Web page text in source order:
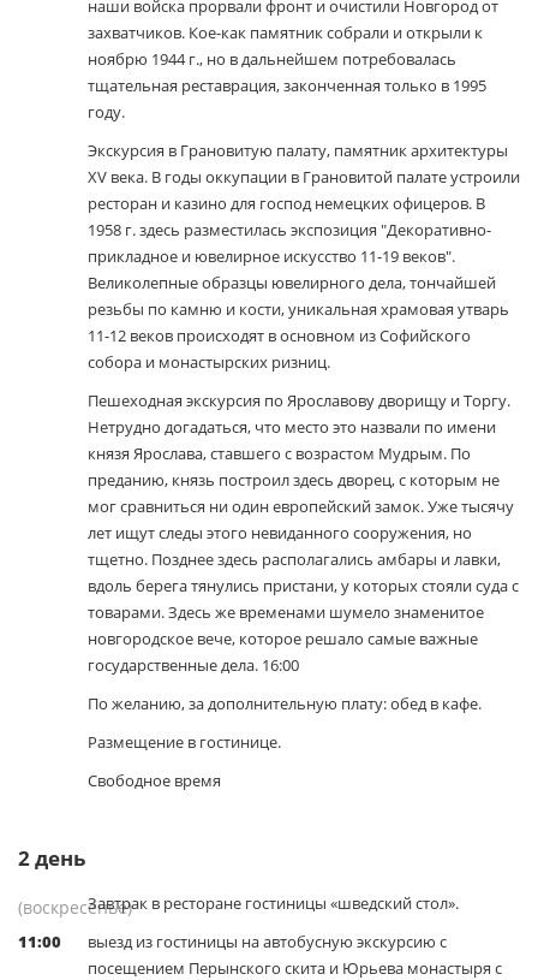
наши войска прорвали фронт и очистили Новгород от
захватчиков. Кое-как памятник собрали и открыли к
ноябрю 1944 г., но в дальнейшем потребовалась
тщательная реставрация, законченная только в 1995
году.
Экскурсия в Грановитую палату, памятник архитектуры
XV века. В годы оккупации в Грановитой палате устроили
ресторан и казино для господ немецких офицеров. В
1958 г. здесь разместилась экспозиция "Декоративно-
прикладное и ювелирное искусство 11-19 веков".
Великолепные образцы ювелирного дела, тончайшей
резьбы по камню и кости, уникальная храмовая утварь
11-12 веков происходят в основном из Софийского
собора и монастырских ризниц.
Пешеходная экскурсия по Ярославову дворищу и Торгу.
Нетрудно догадаться, что место это назвали по имени
князя Ярослава, ставшего с возрастом Мудрым. По
преданию, князь построил здесь дворец, с которым не
мог сравниться ни один европейский замок. Уже тысячу
лет ищут следы этого невиданного сооружения, но
тщетно. Позднее здесь располагались амбары и лавки,
вдоль берега тянулись пристани, у которых стояли суда с
товарами. Здесь же временами шумело знаменитое
новгородское вече, которое решало самые важные
государственные дела. 16:00
По желанию, за дополнительную плату: обед в кафе.
Размещение в гостинице.
Свободное время
2день
(воскресенье)Завтрак в ресторане гостиницы «шведский стол».
11:00
выезд из гостиницы на автобусную экскурсию с
посещением Перынского скита и Юрьева монастыря с